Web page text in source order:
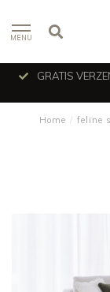
MENU
GRATIS
Home / feline